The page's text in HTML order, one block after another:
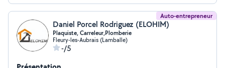
Auto-entrepreneur
Daniel Porcel Rodriguez (ELOHIM)
Plaquiste, Carreleur,Plomberie
Fleury-les-Aubrais (Lamballe)
-/5